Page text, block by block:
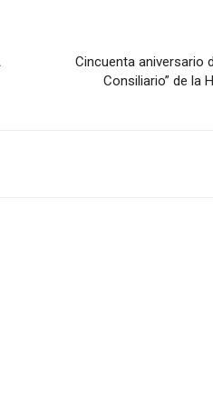
Cincuenta aniversario
Consiliario” de la